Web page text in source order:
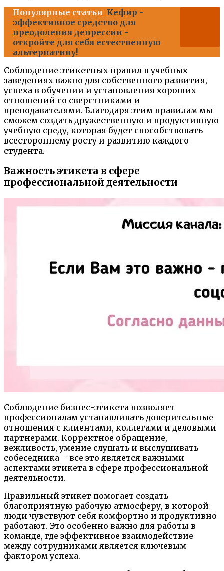
Популярные статьи Кефир -
эффективное средство для
преодоления депрессии -
откройте для себя естественную
альтернативу!
Соблюдение этикетных правил в учебных
заведениях важно для собственного развития,
успеха в обучении и установления хороших
отношений со сверстниками и
преподавателями. Благодаря этим правилам мы
сможем создать дружественную и продуктивную
учебную среду, которая будет способствовать
всестороннему росту и развитию каждого
студента.
Важность этикета в сфере
профессиональной деятельности
Соблюдение бизнес-этикета позволяет
профессионалам устанавливать доверительные
отношения с клиентами, коллегами и деловыми
партнерами. Корректное обращение,
вежливость, умение слушать и выслушивать
собеседника – все это является важными
аспектами этикета в сфере профессиональной
деятельности.
Правильный этикет помогает создать
благоприятную рабочую атмосферу, в которой
люди чувствуют себя комфортно и продуктивно
работают. Это особенно важно для работы в
команде, где эффективное взаимодействие
между сотрудниками является ключевым
фактором успеха.